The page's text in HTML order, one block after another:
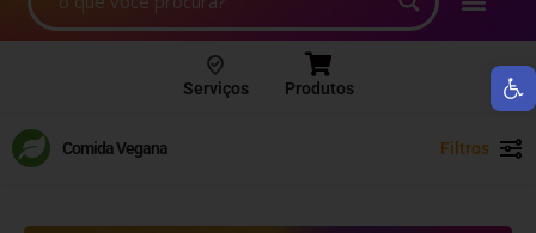
Serviços Produtos
Comida Vegana Filtros